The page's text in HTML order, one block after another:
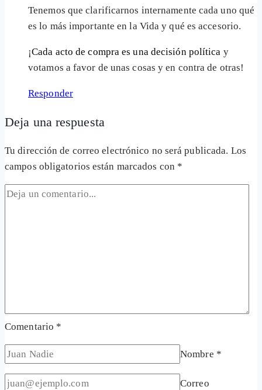
Tenemos que clarificarnos internamente cada uno qué
es lo más importante en la Vida y qué es accesorio.
¡Cada acto de compra es una decisión política y
votamos a favor de unas cosas y en contra de otras!
Responder
Deja una respuesta
Tu dirección de correo electrónico no será publicada. Los
campos obligatorios están marcados con *
Comentario *
Nombre *
Correo